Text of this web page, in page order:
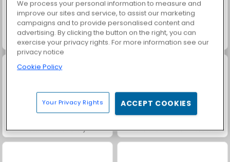
Shopaholic: Rio Family Relics
Jewel Garden Story Masha and the Bear: Meadows
We process your personal information to measure and
improve our sites and service, to assist our marketing
campaigns and to provide personalised content and
advertising. By clicking the button on the right, you can
exercise your privacy rights. For more information see our
privacy notice
Cookie Policy
Your Privacy Rights ACCEPT COOKIES